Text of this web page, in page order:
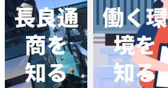
長良通
商を
知る
働く環
境を
知る